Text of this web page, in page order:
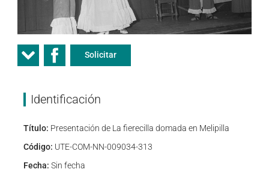
Solicitar
Identificación
Título: Presentación de La fierecilla domada en Melipilla
Código: UTE-COM-NN-009034-313
Fecha: Sin fecha